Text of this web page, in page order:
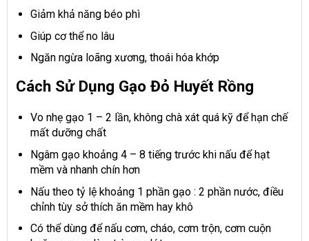
Giảm khả năng béo phì
Giúp cơ thể no lâu
Ngăn ngừa loãng xương, thoái hóa khớp
Cách Sử Dụng Gạo Đỏ Huyết Rồng
Vo nhẹ gạo 1 – 2 lần, không chà xát quá kỹ để hạn chế
mất dưỡng chất
Ngâm gạo khoảng 4 – 8 tiếng trước khi nấu để hạt
mềm và nhanh chín hơn
Nấu theo tỷ lệ khoảng 1 phần gạo : 2 phần nước, điều
chỉnh tùy sở thích ăn mềm hay khô
Có thể dùng để nấu cơm, cháo, cơm trộn, cơm cuộn